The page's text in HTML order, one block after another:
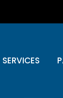
SERVICES